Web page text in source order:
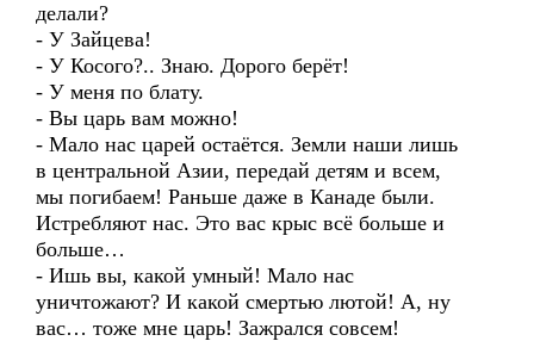
делали?
- У Зайцева!
- У Косого?.. Знаю. Дорого берёт!
- У меня по блату.
- Вы царь вам можно!
- Мало нас царей остаётся. Земли наши лишь
в центральной Азии, передай детям и всем,
мы погибаем! Раньше даже в Канаде были.
Истребляют нас. Это вас крыс всё больше и
больше…
- Ишь вы, какой умный! Мало нас
уничтожают? И какой смертью лютой! А, ну
вас… тоже мне царь! Зажрался совсем!